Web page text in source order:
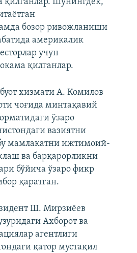
бозор ривожланиши
америкалик
учун
қилганлар.
хизмати А. Комилов
чоғида минтақавий
ўзаро
вазиятни
мамлакатни ижтимоий-
ва барқарорликни
бўйича ўзаро фикр
қаратган.
Ш. Мирзиёев
Ахборот ва
агентлиги
қатор мустақил